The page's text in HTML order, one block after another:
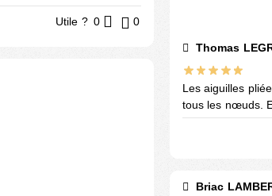
Utile ? 0 0
Thomas
Les aiguilles
tous les nœuds.
Briac